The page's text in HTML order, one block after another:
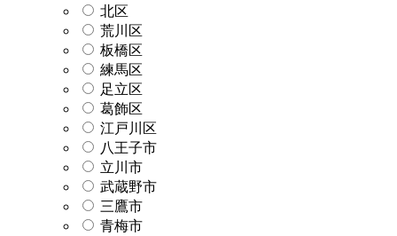
北区
荒川区
板橋区
練馬区
足立区
葛飾区
江戸川区
八王子市
立川市
武蔵野市
三鷹市
青梅市